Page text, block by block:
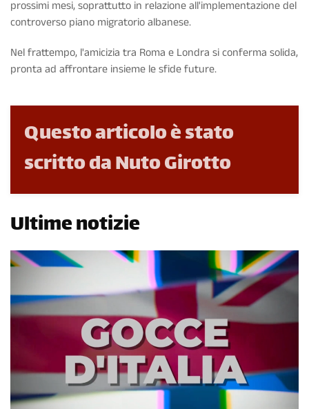
prossimi mesi, soprattutto in relazione all'implementazione del
controverso piano migratorio albanese.
Nel frattempo, l'amicizia tra Roma e Londra si conferma solida,
pronta ad affrontare insieme le sfide future.
Questo articolo è stato
scritto da Nuto Girotto
Ultime notizie